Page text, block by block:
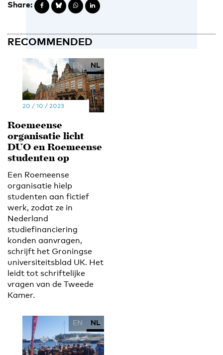
Share:
RECOMMENDED
EN NL
20 / 10 / 2023
Roemeense
organisatie licht
DUO en Roemeense
studenten op
Een Roemeense
organisatie hielp
studenten aan fictief
werk, zodat ze in
Nederland
studiefinanciering
konden aanvragen,
schrijft het Groningse
universiteitsblad UK. Het
leidt tot schriftelijke
vragen van de Tweede
Kamer.
EN NL